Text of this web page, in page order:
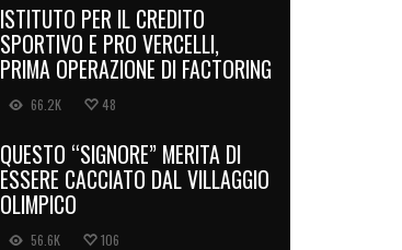
ISTITUTO PER IL CREDITO
SPORTIVO E PRO VERCELLI,
PRIMA OPERAZIONE DI FACTORING
66.2K 48
QUESTO “SIGNORE” MERITA DI
ESSERE CACCIATO DAL VILLAGGIO
OLIMPICO
56.6K 106